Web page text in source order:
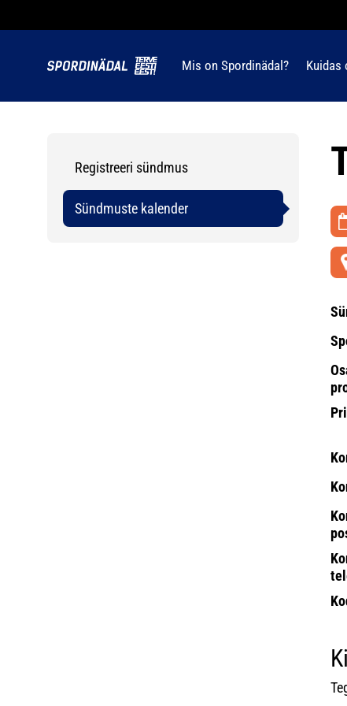
Mis on Spordinädal? Kuidas
Registreeri sündmus
Sündmuste kalender